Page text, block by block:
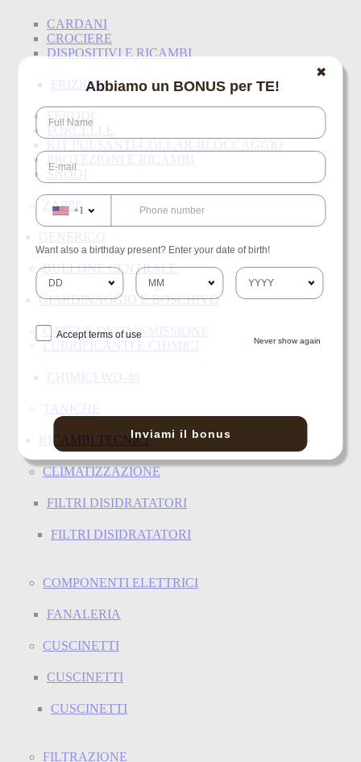
CARDANI
CROCIERE
DISPOSITIVI E RICAMBI
FRIZIONI
FERODI
FORCELLE
KIT PULSANTI-COLLAR-BLOCCAGGIO
PROTEZIONI E RICAMBI
SNODI
ZAPPE
GENERICO
BULLONE CENTRALE
GIARDINAGGIO E BOSCHIVO
CATENE DI TRASMISSIONE
LUBRIFICANTI E CHIMICI
CHIMICI WD-40
TANICHE
RICAMBI TECNICI
CLIMATIZZAZIONE
FILTRI DISIDRATATORI
FILTRI DISIDRATATORI
COMPONENTI ELETTRICI
FANALERIA
CUSCINETTI
CUSCINETTI
CUSCINETTI
FILTRAZIONE
✖
Abbiamo un BONUS per TE!
+1
Want also a birthday present? Enter your date of birth!
Accept terms of use
Never show again
Inviami il bonus